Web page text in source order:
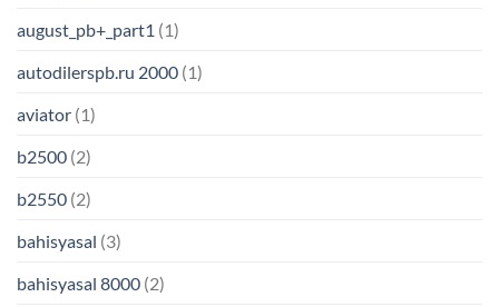
august_pb+_part1 (1)
autodilerspb.ru 2000 (1)
aviator (1)
b2500 (2)
b2550 (2)
bahisyasal (3)
bahisyasal 8000 (2)